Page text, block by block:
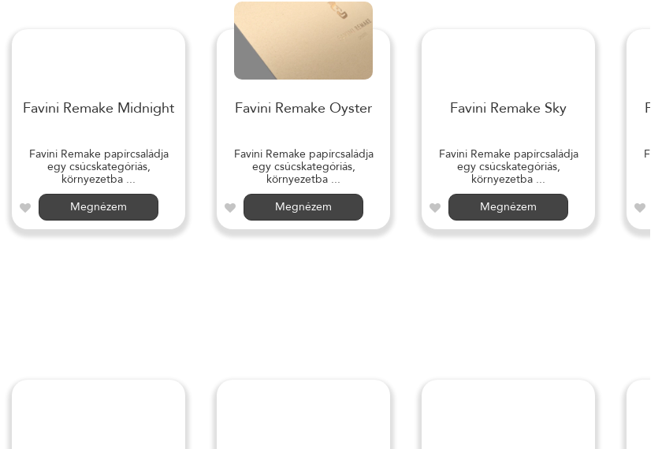
Favini Remake Midnight
Favini Remake papírcsaládja
egy csúcskategóriás,
környezetba ...
Megnézem
Favini Remake Oyster
Favini Remake papírcsaládja
egy csúcskategóriás,
környezetba ...
Megnézem
Favini Remake Sky
Favini Remake papírcsaládja
egy csúcskategóriás,
környezetba ...
Megnézem